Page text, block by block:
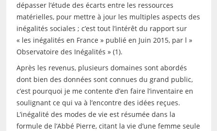
dépasser l’étude des écarts entre les ressources
matérielles, pour mettre à jour les multiples aspects des
inégalités sociales ; c’est tout l’intérêt du rapport sur
« les inégalités en France » publié en Juin 2015, par l »
Observatoire des Inégalités » (1).
Après les revenus, plusieurs domaines sont abordés
dont bien des données sont connues du grand public,
c’est pourquoi je me contente d’en faire l’inventaire en
soulignant ce qui va à l’encontre des idées reçues.
L’inégalité des modes de vie est résumée dans la
formule de l’Abbé Pierre, citant la vie d’une femme seule